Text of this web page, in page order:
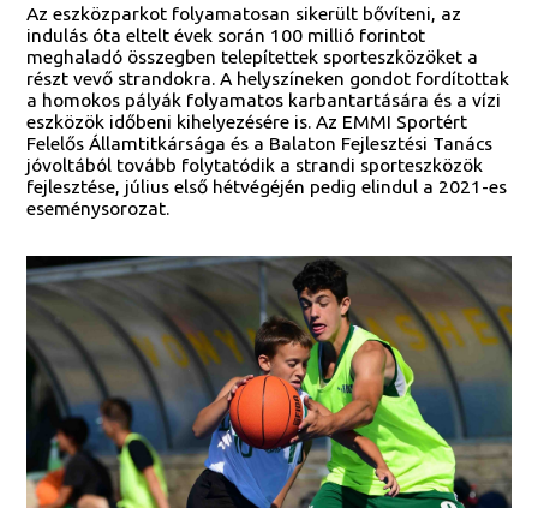
Az eszközparkot folyamatosan sikerült bővíteni, az
indulás óta eltelt évek során 100 millió forintot
meghaladó összegben telepítettek sporteszközöket a
részt vevő strandokra. A helyszíneken gondot fordítottak
a homokos pályák folyamatos karbantartására és a vízi
eszközök időbeni kihelyezésére is. Az EMMI Sportért
Felelős Államtitkársága és a Balaton Fejlesztési Tanács
jóvoltából tovább folytatódik a strandi sporteszközök
fejlesztése, július első hétvégéjén pedig elindul a 2021-es
eseménysorozat.